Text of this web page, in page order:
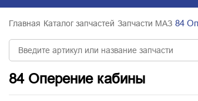
Главная Каталог запчастей Запчасти МАЗ 84
84 Оперение кабины